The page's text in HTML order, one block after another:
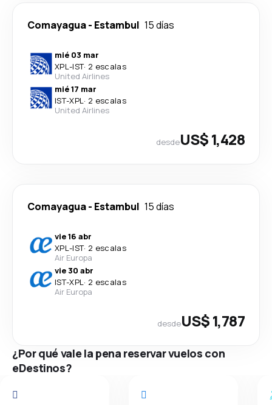
Comayagua- Estambul 15 días
mié 03 mar
XPL-IST· 2 escalas
United Airlines
mié 17 mar
IST-XPL· 2 escalas
United Airlines
desdeUS$ 1,428
Comayagua- Estambul 15 días
vie 16 abr
XPL-IST· 2 escalas
Air Europa
vie 30 abr
IST-XPL· 2 escalas
Air Europa
desdeUS$ 1,787
¿Por qué vale la pena reservar vuelos con
eDestinos?